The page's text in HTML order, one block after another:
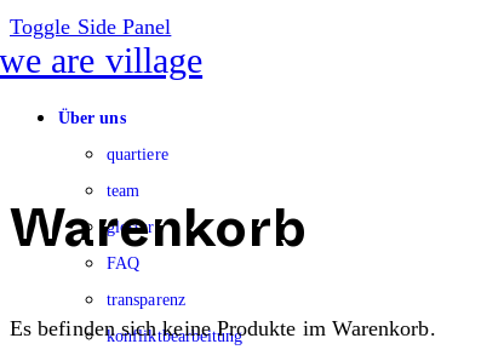
Toggle Side Panel
Über uns
quartiere
team
glossar
FAQ
transparenz
konfliktbearbeitung
Warenkorb
Es befinden sich keine Produkte im Warenkorb.